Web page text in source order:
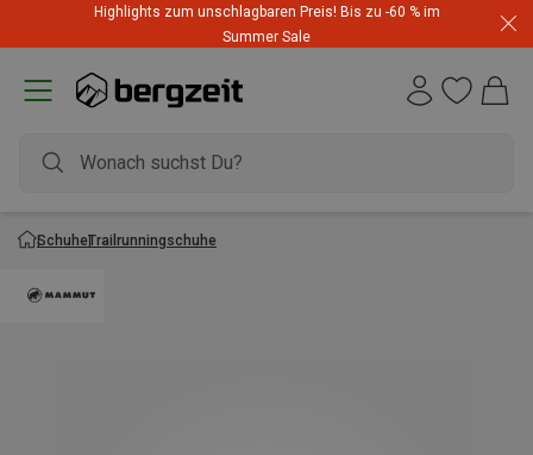
Highlights zum unschlagbaren Preis! Bis zu -60 % im
Summer Sale
SchuheTrailrunningschuhe